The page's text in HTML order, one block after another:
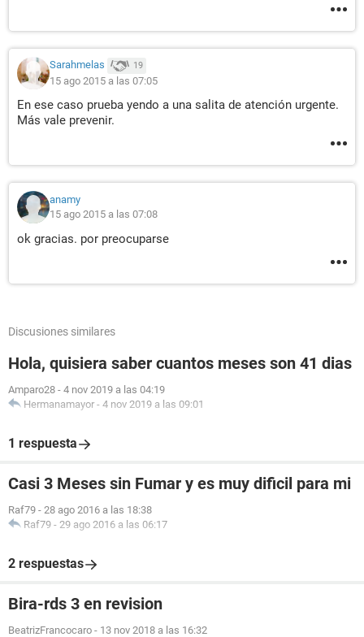
Sarahmelas 19
15 ago 2015 a las 07:05
En ese caso prueba yendo a una salita de atención urgente.
Más vale prevenir.
anamy
15 ago 2015 a las 07:08
ok gracias. por preocuparse
Discusiones similares
Hola, quisiera saber cuantos meses son 41 dias
Amparo28 - 4 nov 2019 a las 04:19
Hermanamayor - 4 nov 2019 a las 09:01
1 respuesta
Casi 3 Meses sin Fumar y es muy dificil para mi
Raf79 - 28 ago 2016 a las 18:38
Raf79 - 29 ago 2016 a las 06:17
2 respuestas
Bira-rds 3 en revision
BeatrizFrancocaro - 13 nov 2018 a las 16:32